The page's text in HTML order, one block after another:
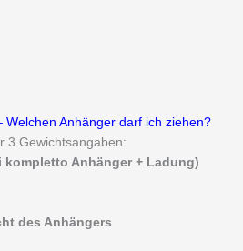
Welchen Anhänger darf ich ziehen?
3 Gewichtsangaben:
Anhänger + Ladung)
des Anhängers